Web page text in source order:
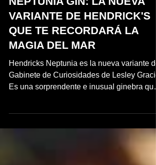
inpuertoricomagazine
6 dic 2022
2 min de lectura
NEPTUNIA GIN: LA NUEVA
VARIANTE DE HENDRICK'S
QUE TE RECORDARÁ LA
MAGIA DEL MAR
Es una sorprendente e inusual ginebra que